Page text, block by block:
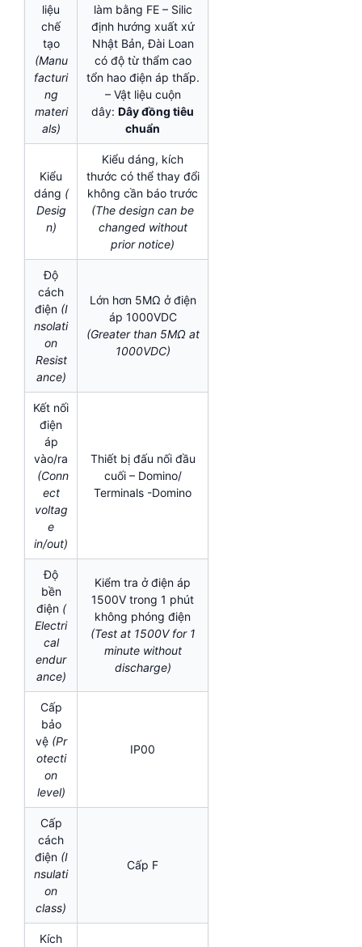
liệu
chế
tạo
(Manu
facturi
ng
materi
als)
làm bằng FE – Silic
định hướng xuất xứ
Nhật Bản, Đài Loan
có độ từ thẩm cao
tổn hao điện áp thấp.
– Vật liệu cuộn
dây: Dây đồng tiêu
chuẩn
Kiểu
dáng (
Desig
n)
Kiểu dáng, kích
thước có thể thay đổi
không cần báo trước
(The design can be
changed without
prior notice)
Độ
cách
điện (I
nsolati
on
Resist
ance)
Lớn hơn 5MΩ ở điện
áp 1000VDC
(Greater than 5MΩ at
1000VDC)
Kết nối
điện
áp
vào/ra
(Conn
ect
voltag
e
in/out)
Thiết bị đấu nối đầu
cuối – Domino/
Terminals -Domino
Độ
bền
điện (
Electri
cal
endur
ance)
Kiểm tra ở điện áp
1500V trong 1 phút
không phóng điện
(Test at 1500V for 1
minute without
discharge)
Cấp
bảo
vệ (Pr
otecti
on
level)
IP00
Cấp
cách
điện (I
nsulati
on
class)
Cấp F
Kích